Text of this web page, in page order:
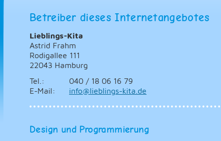
Betreiber dieses Internetangebotes
Lieblings-Kita
Astrid Frahm
Rodigallee 111
22043 Hamburg
Tel.:
040 / 18 06 16 79
E-Mail:
info@lieblings-kita.de
Design und Programmierung